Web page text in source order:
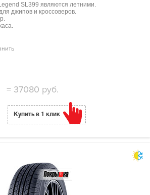
SL399 являются летними.
джипов и кроссоверов.
= 37080 руб.
Купить в 1 клик